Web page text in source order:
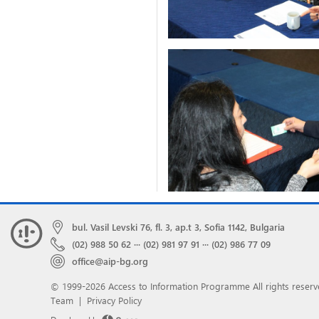
bul. Vasil Levski 76, fl. 3, ap.t 3, Sofia 1142, Bulgaria
(02) 988 50 62 ··· (02) 981 97 91 ··· (02) 986 77 09
office@aip-bg.org
© 1999-2026 Access to Information Programme All rights
Team | Privacy Policy